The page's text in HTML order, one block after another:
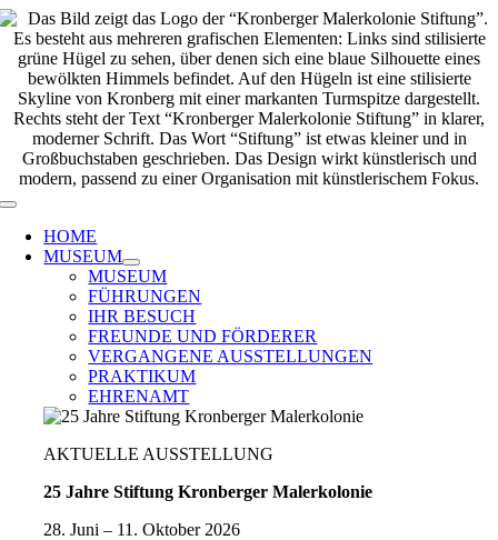
Zum
Inhalt
springen
Toggle
Navigation
HOME
MUSEUM
MUSEUM
FÜHRUNGEN
IHR BESUCH
FREUNDE UND FÖRDERER
VERGANGENE AUSSTELLUNGEN
PRAKTIKUM
EHRENAMT
AKTUELLE AUSSTELLUNG
25 Jahre Stiftung Kronberger Malerkolonie
28. Juni – 11. Oktober 2026